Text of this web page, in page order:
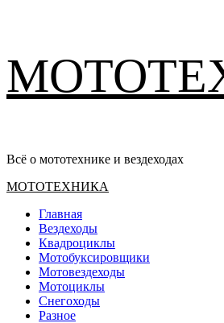
содержимому
Всё о мототехнике и вездеходах
Основное
МОТОТЕХНИКА
Главная
Вездеходы
Квадроциклы
Мотобуксировщики
Мотовездеходы
Мотоциклы
Снегоходы
Разное